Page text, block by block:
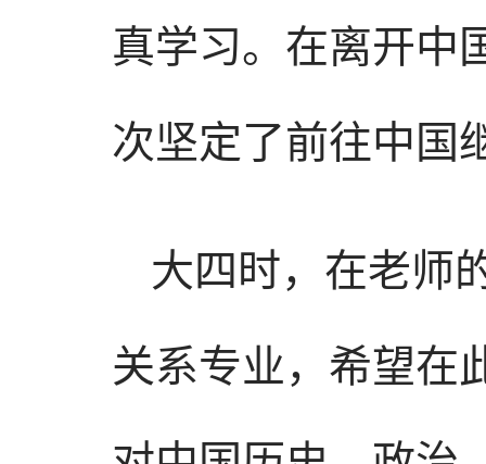
真学习。在离开中
次坚定了前往中国
大四时，在老师
关系专业，希望在